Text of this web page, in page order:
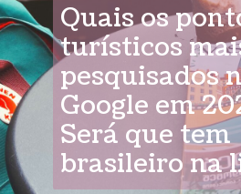
Quais os
turísticos
pesquisados
Google em
Será que tem
brasileiro na